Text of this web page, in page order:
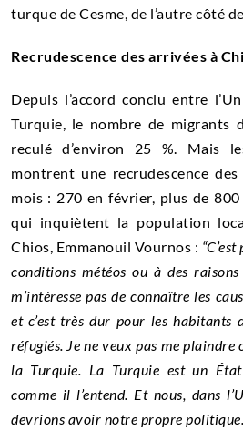
turque de Cesme, de l’autre côté
Recrudescence des arrivées à
Depuis l’accord conclu entre
Turquie, le nombre de migrants
reculé d’environ 25 %. Mais
montrent une recrudescence
mois : 270 en février, plus de
qui inquiètent la population
Chios, Emmanouil Vournos :
conditions météos ou à des
m’intéresse pas de connaître les
et c’est très dur pour les habitants
réfugiés. Je ne veux pas me plaindre
la Turquie. La Turquie est un
comme il l’entend. Et nous, dans
devrions avoir notre propre